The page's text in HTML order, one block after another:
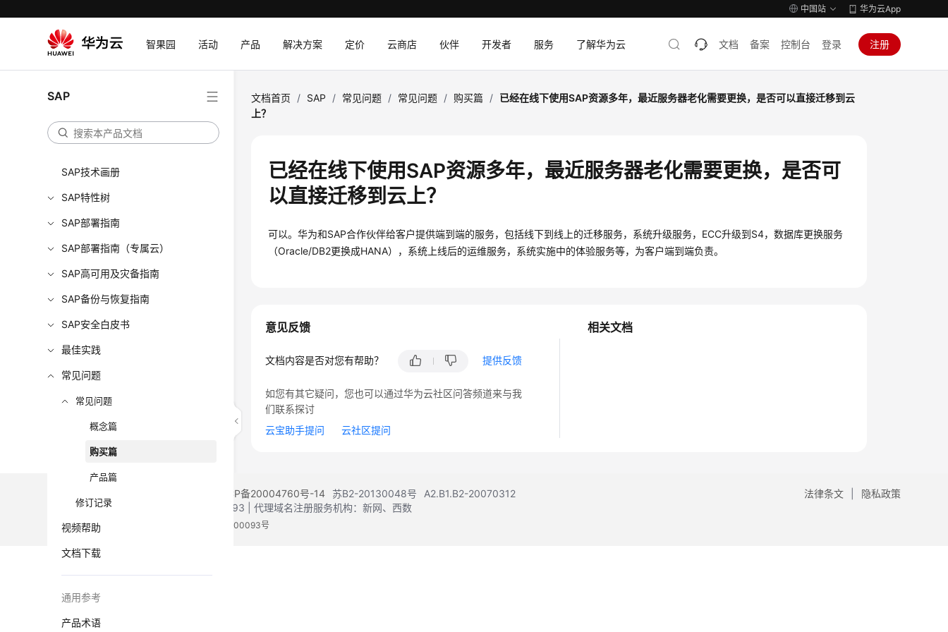
中国站 华为云App
智果园 活动 产品 解决方案 定价 云商店 伙伴 开发者 服务 了解华为云 文档 备案 控制台 登录 注册
SAP
SAP技术画册
SAP特性树
SAP部署指南
SAP部署指南（专属云）
SAP高可用及灾备指南
SAP备份与恢复指南
SAP安全白皮书
最佳实践
常见问题
常见问题
概念篇
购买篇
产品篇
修订记录
视频帮助
文档下载
通用参考
产品术语
文档首页 / SAP / 常见问题 / 常见问题 / 购买篇 / 已经在线下使用SAP资源多年，最近服务器老化需要更换，是否可以直接迁移到云
上？
已经在线下使用SAP资源多年，最近服务器老化需要更换，是否可
以直接迁移到云上？
可以。华为和SAP合作伙伴给客户提供端到端的服务，包括线下到线上的迁移服务，系统升级服务，ECC升级到S4，数据库更换服务
（Oracle/DB2更换成HANA），系统上线后的运维服务，系统实施中的体验服务等，为客户端到端负责。
相关文档
意见反馈
文档内容是否对您有帮助？ 提供反馈
如您有其它疑问，您也可以通过华为云社区问答频道来与我
们联系探讨
云宝助手提问
云社区提问
法律条文 隐私政策
黔ICP备20004760号-14 苏B2-20130048号
A2.B1.B2-20070312
增值电信业务经营许可证：B1.B2-20200593 | 代理域名注册服务机构：新网、西数
电子营业执照 贵公网安备 52990002000093号